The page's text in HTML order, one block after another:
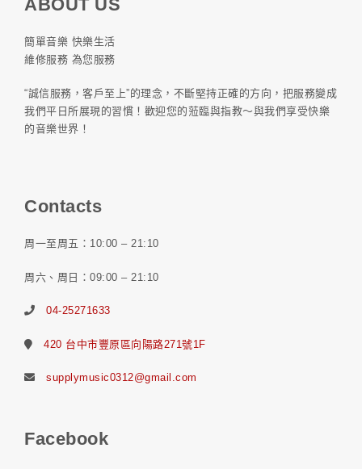
ABOUT US
簡單音樂 快樂生活
維修服務 為您服務
“誠信服務，客戶至上”的理念，不斷堅持正確的方向，把服務變成
我們平日所展現的習慣！歡迎您的蒞臨與指教～與我們享受快樂
的音樂世界！
Contacts
周一至周五：10:00 – 21:10
周六、周日：09:00 – 21:10
04-25271633
420 台中市豐原區向陽路271號1F
supplymusic0312@gmail.com
Facebook